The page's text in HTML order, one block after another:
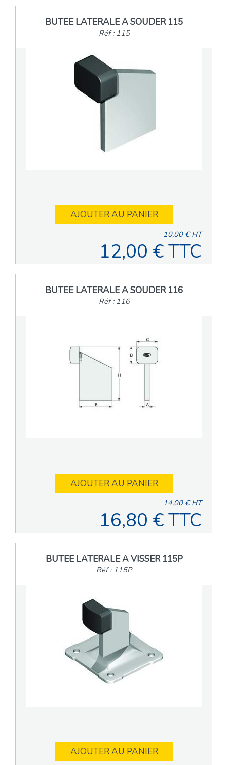
BUTEE LATERALE A SOUDER 115
Réf : 115
AJOUTER AU PANIER
10,00 € HT
12,00 € TTC
BUTEE LATERALE A SOUDER 116
Réf : 116
AJOUTER AU PANIER
14,00 € HT
16,80 € TTC
BUTEE LATERALE A VISSER 115P
Réf : 115P
AJOUTER AU PANIER